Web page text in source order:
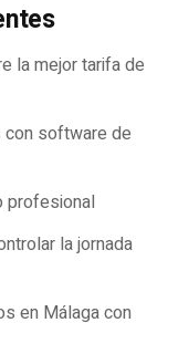
la mejor tarifa de
con software de
profesional
la jornada
en Málaga con